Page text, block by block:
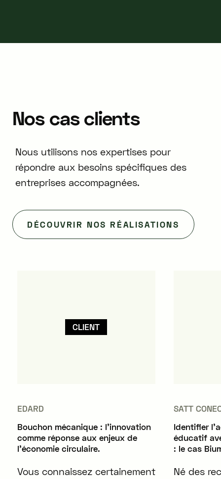
Nos cas clients
Nous utilisons nos expertises pour
répondre aux besoins spécifiques des
entreprises accompagnées.
DÉCOUVRIR NOS RÉALISATIONS
CLIENT
EDARD
Bouchon mécanique : l'innovation
comme réponse aux enjeux de
l'économie circulaire.
Vous connaissez certainement
SATT
Identifier
éducatif
: le cas
Né des